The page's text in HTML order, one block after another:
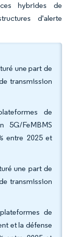
hybrides de
d'alerte
une part de
transmission
de
5G/FeMBMS
entre 2025 et
une part de
transmission
de
et la défense